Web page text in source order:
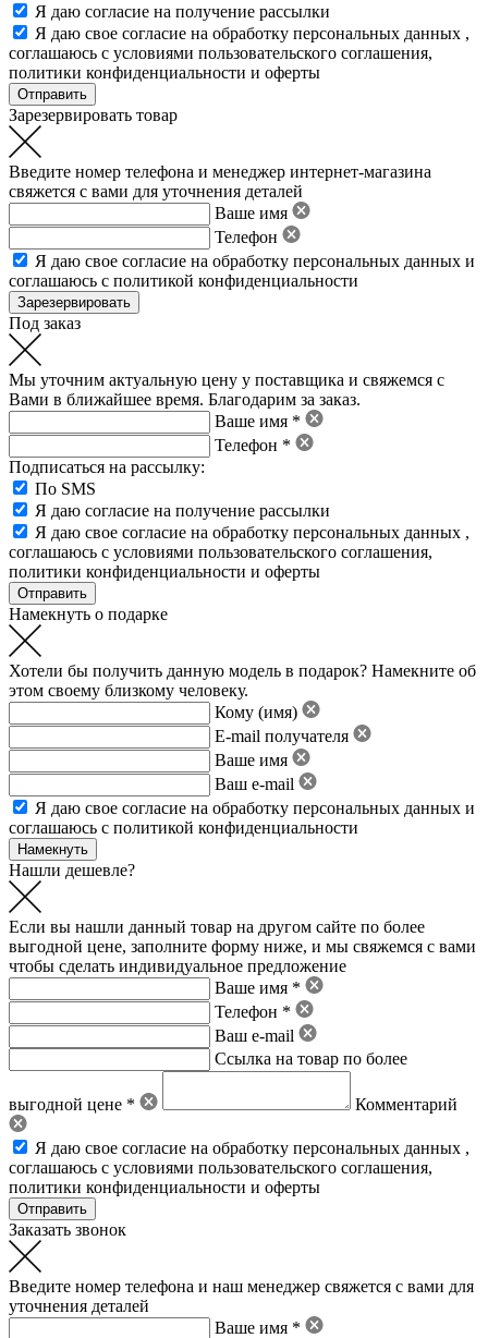
Я даю согласие на получение рассылки
Я даю свое согласие на обработку персональных данных ,
соглашаюсь с условиями пользовательского соглашения,
политики конфиденциальности и оферты
Зарезервировать товар
Введите номер телефона и менеджер интернет-магазина
свяжется с вами для уточнения деталей
Ваше имя
Телефон
Я даю свое согласие на обработку персональных данных и
соглашаюсь с политикой конфиденциальности
Под заказ
Мы уточним актуальную цену у поставщика и свяжемся с
Вами в ближайшее время. Благодарим за заказ.
Ваше имя *
Телефон *
Подписаться на рассылку:
По SMS
Я даю согласие на получение рассылки
Я даю свое согласие на обработку персональных данных ,
соглашаюсь с условиями пользовательского соглашения,
политики конфиденциальности и оферты
Намекнуть о подарке
Хотели бы получить данную модель в подарок? Намекните об
этом своему близкому человеку.
Кому (имя)
E-mail получателя
Ваше имя
Ваш e-mail
Я даю свое согласие на обработку персональных данных и
соглашаюсь с политикой конфиденциальности
Нашли дешевле?
Если вы нашли данный товар на другом сайте по более
выгодной цене, заполните форму ниже, и мы свяжемся с вами
чтобы сделать индивидуальное предложение
Ваше имя *
Телефон *
Ваш e-mail
Ссылка на товар по более
выгодной цене * Комментарий
Я даю свое согласие на обработку персональных данных ,
соглашаюсь с условиями пользовательского соглашения,
политики конфиденциальности и оферты
Заказать звонок
Введите номер телефона и наш менеджер свяжется с вами для
уточнения деталей
Ваше имя *